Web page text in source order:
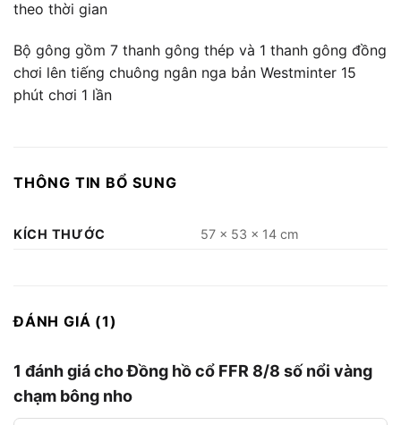
theo thời gian
Bộ gông gồm 7 thanh gông thép và 1 thanh gông đồng
chơi lên tiếng chuông ngân nga bản Westminter 15
phút chơi 1 lần
THÔNG TIN BỔ SUNG
KÍCH THƯỚC 57 × 53 × 14 cm
ĐÁNH GIÁ (1)
1 đánh giá choĐồng hồ cổ FFR 8/8 số nổi vàng
chạm bông nho